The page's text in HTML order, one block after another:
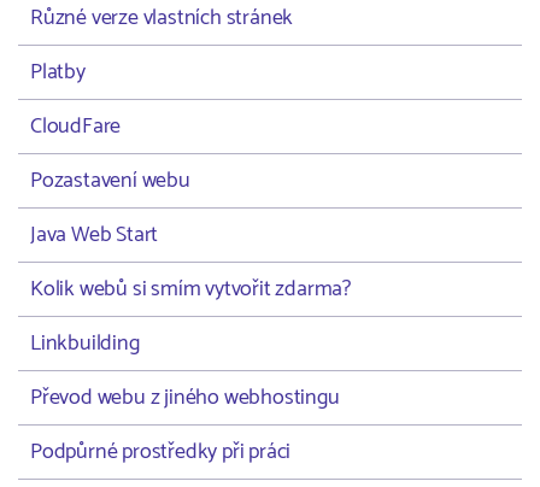
Různé verze vlastních stránek
Platby
CloudFare
Pozastavení webu
Java Web Start
Kolik webů si smím vytvořit zdarma?
Linkbuilding
Převod webu z jiného webhostingu
Podpůrné prostředky při práci